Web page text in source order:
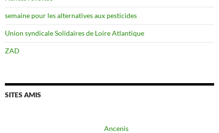
semaine pour les alternatives aux pesticides
Union syndicale Solidaires de Loire Atlantique
ZAD
SITES AMIS
Ancenis